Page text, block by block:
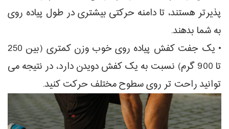
پذیرتر هستند، تا دامنه حرکتی بیشتری در طول پیاده روی
به شما بدهند.
• یک جفت کفش پیاده روی خوب وزن کمتری (بین 250
تا 900 گرم) نسبت به یک کفش دویدن دارد، در نتیجه می
توانید راحت تر روی سطوح مختلف حرکت کنید.